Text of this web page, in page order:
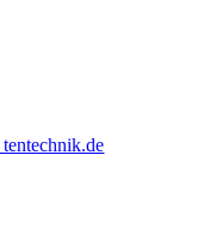
tentechnik.de